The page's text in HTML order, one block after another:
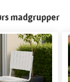
madgrupper